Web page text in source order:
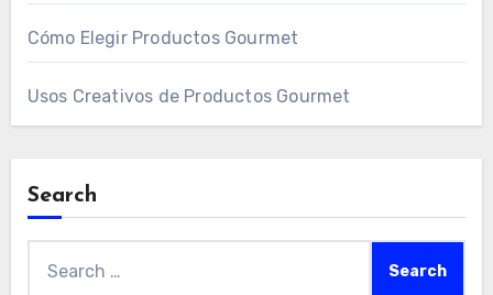
Cómo Elegir Productos Gourmet
Usos Creativos de Productos Gourmet
Search